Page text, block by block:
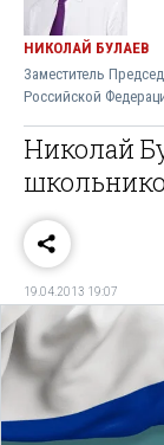
НИКОЛАЙ БУЛАЕВ
Заместитель
Российской
Николай
19.04.2013 19:07